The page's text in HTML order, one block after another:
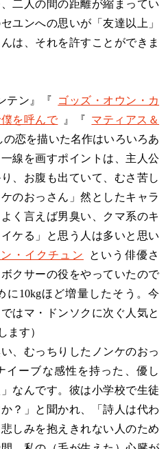
二人の間の距離が縮まってい
ユンへの思いが「友達以上」
は、それを許すことができま
テン』『
ゴッズ・オウン・カ
を呼んで 』『 マティアス＆
の恋を描いた名作はいろいろあ
線を画すポイントは、主人公
、お腹も出ていて、むさ苦し
のおっさん」然としたキャラ
く言えば男臭い、クマ系のキ
ケる」と思う人は多いと思い
・イクチュン
という俳優さ
クサーの役をやっていたので
に10kgほど増量したそう。今
はマ・ドンソクに次ぐ人気と
ます）
、むっちりしたノンケのおっ
イーブな感性を持った、優し
なんです。彼は小学校で生徒
？」と聞かれ、「詩人は代わ
しみを抱えきれない人のため